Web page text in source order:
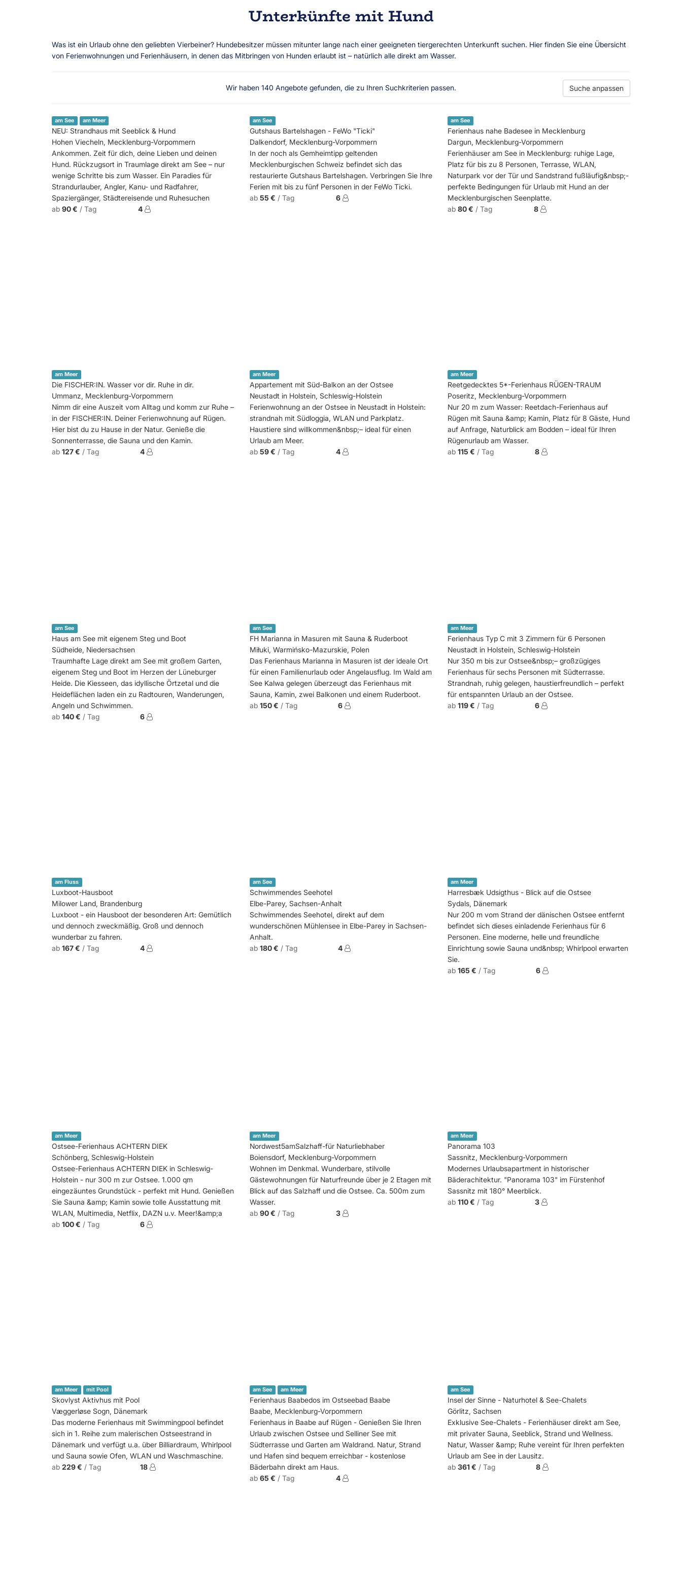
Unterkünfte mit Hund
Was ist ein Urlaub ohne den geliebten Vierbeiner? Hundebesitzer müssen mitunter lange nach einer geeigneten tiergerechten Unterkunft suchen. Hier finden Sie eine Übersicht
von Ferienwohnungen und Ferienhäusern, in denen das Mitbringen von Hunden erlaubt ist – natürlich alle direkt am Wasser.
Wir haben 140 Angebote gefunden, die zu Ihren Suchkriterien passen. Suche anpassen
am See am Meer
NEU: Strandhaus mit Seeblick & Hund
Hohen Viecheln, Mecklenburg-Vorpommern
Ankommen. Zeit für dich, deine Lieben und deinen
Hund. Rückzugsort in Traumlage direkt am See – nur
wenige Schritte bis zum Wasser. Ein Paradies für
Strandurlauber, Angler, Kanu- und Radfahrer,
Spaziergänger, Städtereisende und Ruhesuchen
ab 90 € / Tag 4
am See
Gutshaus Bartelshagen - FeWo "Ticki"
Dalkendorf, Mecklenburg-Vorpommern
In der noch als Gemheimtipp geltenden
Mecklenburgischen Schweiz befindet sich das
restaurierte Gutshaus Bartelshagen. Verbringen Sie Ihre
Ferien mit bis zu fünf Personen in der FeWo Ticki.
ab 55 € / Tag 6
am See
Ferienhaus nahe Badesee in Mecklenburg
Dargun, Mecklenburg-Vorpommern
Ferienhäuser am See in Mecklenburg: ruhige Lage,
Platz für bis zu 8 Personen, Terrasse, WLAN,
Naturpark vor der Tür und Sandstrand fußläufig&nbsp;-
perfekte Bedingungen für Urlaub mit Hund an der
Mecklenburgischen Seenplatte.
ab 80 € / Tag 8
am Meer
Die FISCHER:IN. Wasser vor dir. Ruhe in dir.
Ummanz, Mecklenburg-Vorpommern
Nimm dir eine Auszeit vom Alltag und komm zur Ruhe –
in der FISCHER:IN. Deiner Ferienwohnung auf Rügen.
Hier bist du zu Hause in der Natur. Genieße die
Sonnenterrasse, die Sauna und den Kamin.
ab 127 € / Tag 4
am Meer
Appartement mit Süd-Balkon an der Ostsee
Neustadt in Holstein, Schleswig-Holstein
Ferienwohnung an der Ostsee in Neustadt in Holstein:
strandnah mit Südloggia, WLAN und Parkplatz.
Haustiere sind willkommen&nbsp;– ideal für einen
Urlaub am Meer.
ab 59 € / Tag 4
am Meer
Reetgedecktes 5*-Ferienhaus RÜGEN-TRAUM
Poseritz, Mecklenburg-Vorpommern
Nur 20 m zum Wasser: Reetdach-Ferienhaus auf
Rügen mit Sauna &amp; Kamin, Platz für 8 Gäste, Hund
auf Anfrage, Naturblick am Bodden – ideal für Ihren
Rügenurlaub am Wasser.
ab 115 € / Tag 8
am See
Haus am See mit eigenem Steg und Boot
Südheide, Niedersachsen
Traumhafte Lage direkt am See mit großem Garten,
eigenem Steg und Boot im Herzen der Lüneburger
Heide. Die Kiesseen, das idyllische Örtzetal und die
Heideflächen laden ein zu Radtouren, Wanderungen,
Angeln und Schwimmen.
ab 140 € / Tag 6
am See
FH Marianna in Masuren mit Sauna & Ruderboot
Miłuki, Warmińsko-Mazurskie, Polen
Das Ferienhaus Marianna in Masuren ist der ideale Ort
für einen Familienurlaub oder Angelausflug. Im Wald am
See Kalwa gelegen überzeugt das Ferienhaus mit
Sauna, Kamin, zwei Balkonen und einem Ruderboot.
ab 150 € / Tag 6
am Meer
Ferienhaus Typ C mit 3 Zimmern für 6 Personen
Neustadt in Holstein, Schleswig-Holstein
Nur 350 m bis zur Ostsee&nbsp;– großzügiges
Ferienhaus für sechs Personen mit Südterrasse.
Strandnah, ruhig gelegen, haustierfreundlich – perfekt
für entspannten Urlaub an der Ostsee.
ab 119 € / Tag 6
am Fluss
Luxboot-Hausboot
Milower Land, Brandenburg
Luxboot - ein Hausboot der besonderen Art: Gemütlich
und dennoch zweckmäßig. Groß und dennoch
wunderbar zu fahren.
ab 167 € / Tag 4
am See
Schwimmendes Seehotel
Elbe-Parey, Sachsen-Anhalt
Schwimmendes Seehotel, direkt auf dem
wunderschönen Mühlensee in Elbe-Parey in Sachsen-
Anhalt.
ab 180 € / Tag 4
am Meer
Harresbæk Udsigthus - Blick auf die Ostsee
Sydals, Dänemark
Nur 200 m vom Strand der dänischen Ostsee entfernt
befindet sich dieses einladende Ferienhaus für 6
Personen. Eine moderne, helle und freundliche
Einrichtung sowie Sauna und&nbsp; Whirlpool erwarten
Sie.
ab 165 € / Tag 6
am Meer
Ostsee-Ferienhaus ACHTERN DIEK
Schönberg, Schleswig-Holstein
Ostsee-Ferienhaus ACHTERN DIEK in Schleswig-
Holstein - nur 300 m zur Ostsee. 1.000 qm
eingezäuntes Grundstück - perfekt mit Hund. Genießen
Sie Sauna &amp; Kamin sowie tolle Ausstattung mit
WLAN, Multimedia, Netflix, DAZN u.v. Meer!&amp;a
ab 100 € / Tag 6
am Meer
Nordwest5amSalzhaff-für Naturliebhaber
Boiensdorf, Mecklenburg-Vorpommern
Wohnen im Denkmal. Wunderbare, stilvolle
Gästewohnungen für Naturfreunde über je 2 Etagen mit
Blick auf das Salzhaff und die Ostsee. Ca. 500m zum
Wasser.
ab 90 € / Tag 3
am Meer
Panorama 103
Sassnitz, Mecklenburg-Vorpommern
Modernes Urlaubsapartment in historischer
Bäderachitektur. "Panorama 103" im Fürstenhof
Sassnitz mit 180° Meerblick.
ab 110 € / Tag 3
am Meer mit Pool
Skovlyst Aktivhus mit Pool
Væggerløse Sogn, Dänemark
Das moderne Ferienhaus mit Swimmingpool befindet
sich in 1. Reihe zum malerischen Ostseestrand in
Dänemark und verfügt u.a. über Billiardraum, Whirlpool
und Sauna sowie Ofen, WLAN und Waschmaschine.
ab 229 € / Tag 18
am See am Meer
Ferienhaus Baabedos im Ostseebad Baabe
Baabe, Mecklenburg-Vorpommern
Ferienhaus in Baabe auf Rügen - Genießen Sie Ihren
Urlaub zwischen Ostsee und Selliner See mit
Südterrasse und Garten am Waldrand. Natur, Strand
und Hafen sind bequem erreichbar - kostenlose
Bäderbahn direkt am Haus.
ab 65 € / Tag 4
am See
Insel der Sinne - Naturhotel & See-Chalets
Görlitz, Sachsen
Exklusive See-Chalets - Ferienhäuser direkt am See,
mit privater Sauna, Seeblick, Strand und Wellness.
Natur, Wasser &amp; Ruhe vereint für Ihren perfekten
Urlaub am See in der Lausitz.
ab 361 € / Tag 8